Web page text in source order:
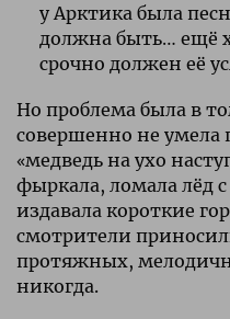
у Арктика была
должна быть… ещё
срочно должен её
Но проблема была в
совершенно не умела
«медведь на ухо
фыркала, ломала лёд
издавала короткие
смотрители
протяжных,
никогда.